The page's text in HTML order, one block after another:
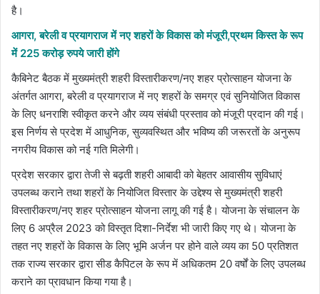
है।
आगरा, बरेली व प्रयागराज में नए शहरों के विकास को मंजूरी,प्रथम किस्त के रूप
में 225 करोड़ रुपये जारी होंगे
कैबिनेट बैठक में मुख्यमंत्री शहरी विस्तारीकरण/नए शहर प्रोत्साहन योजना के
अंतर्गत आगरा, बरेली व प्रयागराज में नए शहरों के समग्र एवं सुनियोजित विकास
के लिए धनराशि स्वीकृत करने और व्यय संबंधी प्रस्ताव को मंजूरी प्रदान की गई।
इस निर्णय से प्रदेश में आधुनिक, सुव्यवस्थित और भविष्य की जरूरतों के अनुरूप
नगरीय विकास को नई गति मिलेगी।
प्रदेश सरकार द्वारा तेजी से बढ़ती शहरी आबादी को बेहतर आवासीय सुविधाएं
उपलब्ध कराने तथा शहरों के नियोजित विस्तार के उद्देश्य से मुख्यमंत्री शहरी
विस्तारीकरण/नए शहर प्रोत्साहन योजना लागू की गई है। योजना के संचालन के
लिए 6 अप्रैल 2023 को विस्तृत दिशा-निर्देश भी जारी किए गए थे। योजना के
तहत नए शहरों के विकास के लिए भूमि अर्जन पर होने वाले व्यय का 50 प्रतिशत
तक राज्य सरकार द्वारा सीड कैपिटल के रूप में अधिकतम 20 वर्षों के लिए उपलब्ध
कराने का प्रावधान किया गया है।